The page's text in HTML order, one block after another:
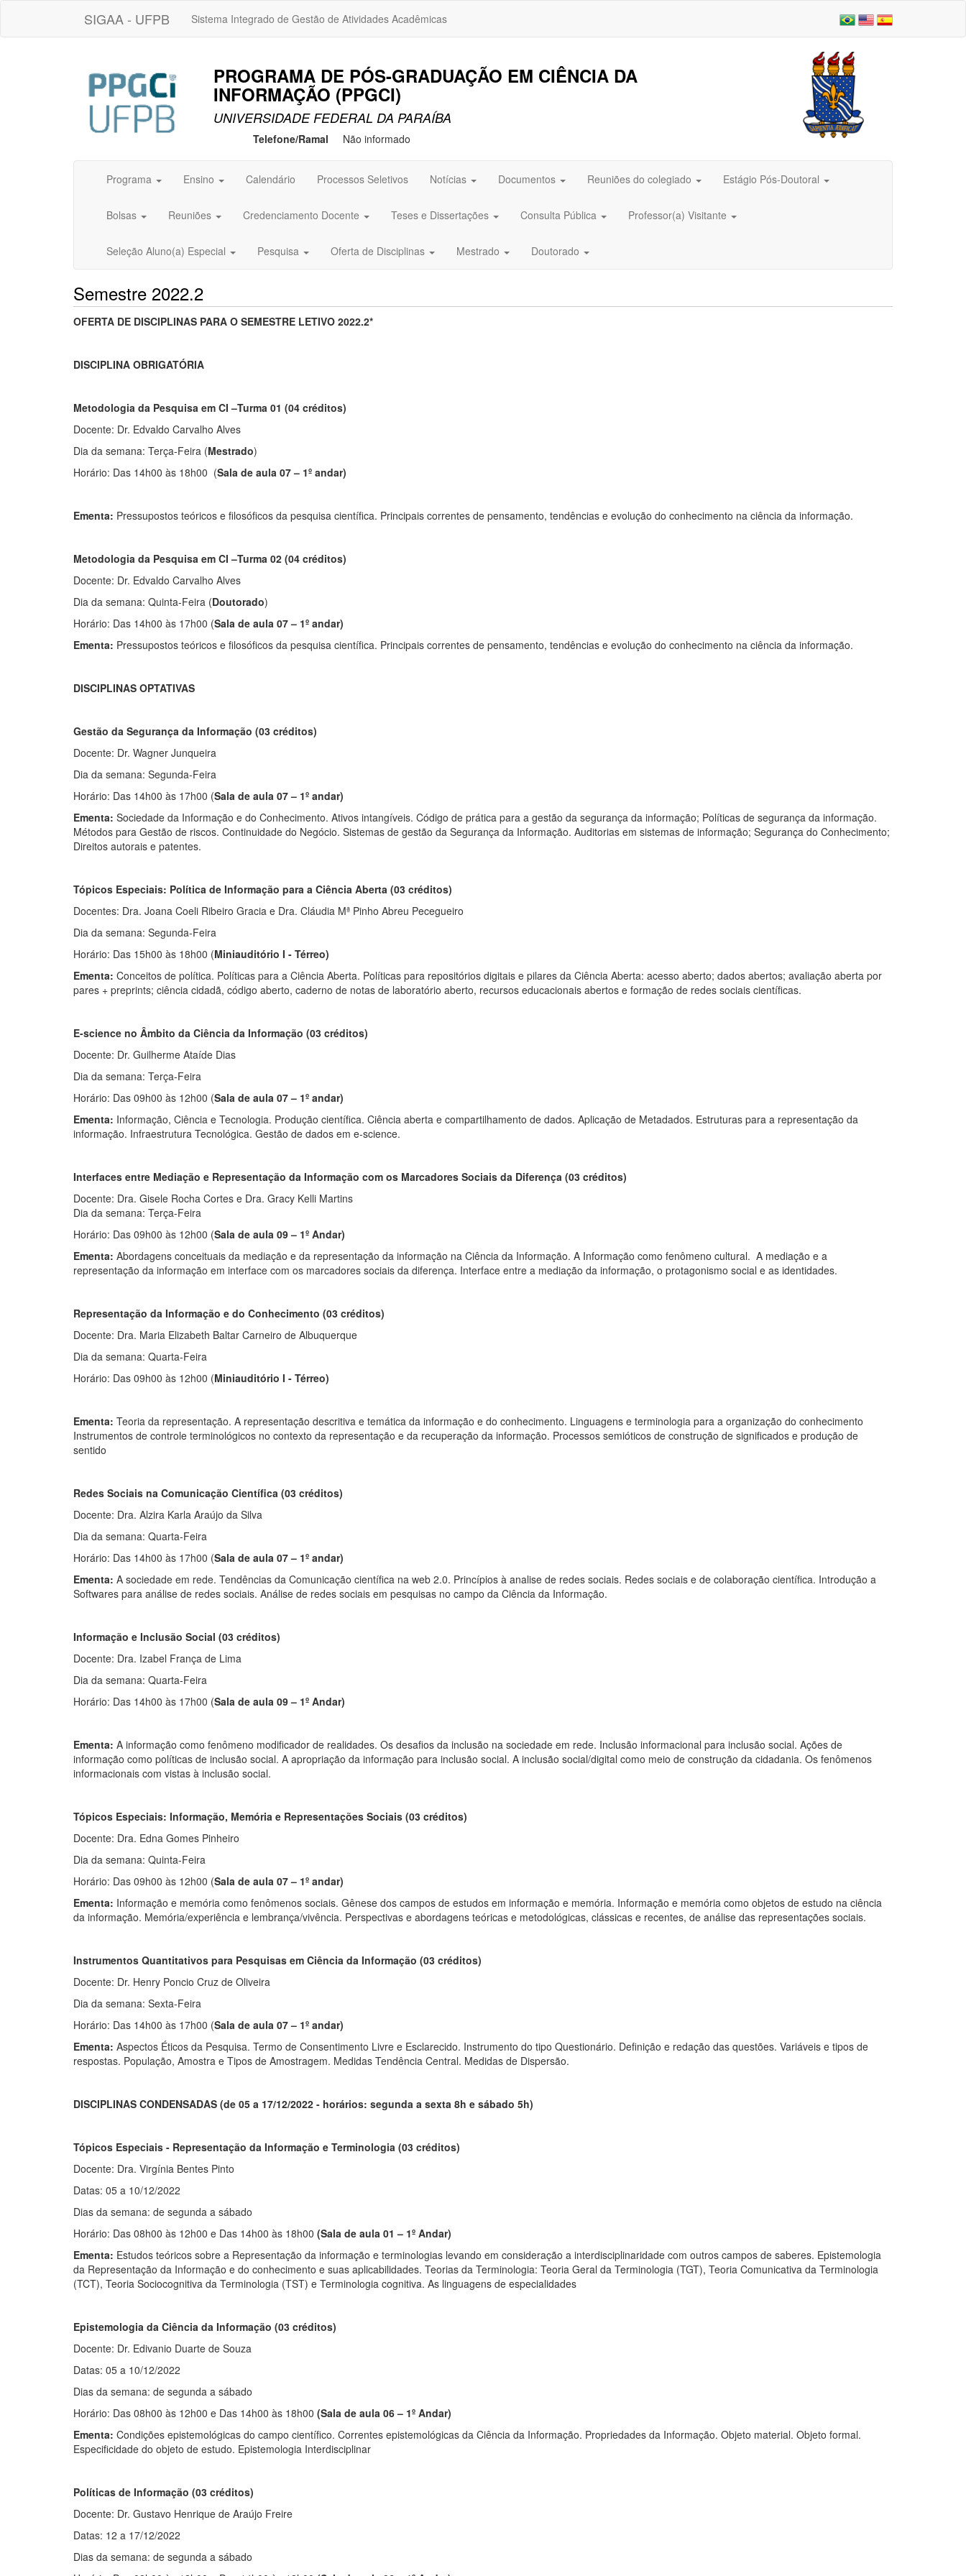
SIGAA - UFPB Sistema Integrado de Gestão de Atividades Acadêmicas
PROGRAMA DE PÓS-GRADUAÇÃO EM CIÊNCIA DA
INFORMAÇÃO (PPGCI)
UNIVERSIDADE FEDERAL DA PARAÍBA
Telefone/Ramal Não informado
Programa Ensino Calendário Processos Seletivos Notícias Documentos Reuniões do colegiado Estágio Pós-Doutoral
Bolsas Reuniões Credenciamento Docente Teses e Dissertações Consulta Pública Professor(a) Visitante
Seleção Aluno(a) Especial Pesquisa Oferta de Disciplinas Mestrado Doutorado
Semestre 2022.2
OFERTA DE DISCIPLINAS PARA O SEMESTRE LETIVO 2022.2*
DISCIPLINA OBRIGATÓRIA
Metodologia da Pesquisa em CI –Turma 01 (04 créditos)
Docente: Dr. Edvaldo Carvalho Alves
Dia da semana: Terça-Feira (Mestrado)
Horário: Das 14h00 às 18h00 (Sala de aula 07 – 1º andar)
Ementa: Pressupostos teóricos e filosóficos da pesquisa científica. Principais correntes de pensamento, tendências e evolução do conhecimento na ciência da informação.
Metodologia da Pesquisa em CI –Turma 02 (04 créditos)
Docente: Dr. Edvaldo Carvalho Alves
Dia da semana: Quinta-Feira (Doutorado)
Horário: Das 14h00 às 17h00 (Sala de aula 07 – 1º andar)
Ementa: Pressupostos teóricos e filosóficos da pesquisa científica. Principais correntes de pensamento, tendências e evolução do conhecimento na ciência da informação.
DISCIPLINAS OPTATIVAS
Gestão da Segurança da Informação (03 créditos)
Docente: Dr. Wagner Junqueira
Dia da semana: Segunda-Feira
Horário: Das 14h00 às 17h00 (Sala de aula 07 – 1º andar)
Ementa: Sociedade da Informação e do Conhecimento. Ativos intangíveis. Código de prática para a gestão da segurança da informação; Políticas de segurança da informação.
Métodos para Gestão de riscos. Continuidade do Negócio. Sistemas de gestão da Segurança da Informação. Auditorias em sistemas de informação; Segurança do Conhecimento;
Direitos autorais e patentes.
Tópicos Especiais: Política de Informação para a Ciência Aberta (03 créditos)
Docentes: Dra. Joana Coeli Ribeiro Gracia e Dra. Cláudia Mª Pinho Abreu Pecegueiro
Dia da semana: Segunda-Feira
Horário: Das 15h00 às 18h00 (Miniauditório I - Térreo)
Ementa: Conceitos de política. Políticas para a Ciência Aberta. Políticas para repositórios digitais e pilares da Ciência Aberta: acesso aberto; dados abertos; avaliação aberta por
pares + preprints; ciência cidadã, código aberto, caderno de notas de laboratório aberto, recursos educacionais abertos e formação de redes sociais científicas.
E-science no Âmbito da Ciência da Informação (03 créditos)
Docente: Dr. Guilherme Ataíde Dias
Dia da semana: Terça-Feira
Horário: Das 09h00 às 12h00 (Sala de aula 07 – 1º andar)
Ementa: Informação, Ciência e Tecnologia. Produção científica. Ciência aberta e compartilhamento de dados. Aplicação de Metadados. Estruturas para a representação da
informação. Infraestrutura Tecnológica. Gestão de dados em e-science.
Interfaces entre Mediação e Representação da Informação com os Marcadores Sociais da Diferença (03 créditos)
Docente: Dra. Gisele Rocha Cortes e Dra. Gracy Kelli Martins
Dia da semana: Terça-Feira
Horário: Das 09h00 às 12h00 (Sala de aula 09 – 1º Andar)
Ementa: Abordagens conceituais da mediação e da representação da informação na Ciência da Informação. A Informação como fenômeno cultural. A mediação e a
representação da informação em interface com os marcadores sociais da diferença. Interface entre a mediação da informação, o protagonismo social e as identidades.
Representação da Informação e do Conhecimento (03 créditos)
Docente: Dra. Maria Elizabeth Baltar Carneiro de Albuquerque
Dia da semana: Quarta-Feira
Horário: Das 09h00 às 12h00 (Miniauditório I - Térreo)
Ementa: Teoria da representação. A representação descritiva e temática da informação e do conhecimento. Linguagens e terminologia para a organização do conhecimento
Instrumentos de controle terminológicos no contexto da representação e da recuperação da informação. Processos semióticos de construção de significados e produção de
sentido
Redes Sociais na Comunicação Científica (03 créditos)
Docente: Dra. Alzira Karla Araújo da Silva
Dia da semana: Quarta-Feira
Horário: Das 14h00 às 17h00 (Sala de aula 07 – 1º andar)
Ementa: A sociedade em rede. Tendências da Comunicação científica na web 2.0. Princípios à analise de redes sociais. Redes sociais e de colaboração científica. Introdução a
Softwares para análise de redes sociais. Análise de redes sociais em pesquisas no campo da Ciência da Informação.
Informação e Inclusão Social (03 créditos)
Docente: Dra. Izabel França de Lima
Dia da semana: Quarta-Feira
Horário: Das 14h00 às 17h00 (Sala de aula 09 – 1º Andar)
Ementa: A informação como fenômeno modificador de realidades. Os desafios da inclusão na sociedade em rede. Inclusão informacional para inclusão social. Ações de
informação como políticas de inclusão social. A apropriação da informação para inclusão social. A inclusão social/digital como meio de construção da cidadania. Os fenômenos
informacionais com vistas à inclusão social.
Tópicos Especiais: Informação, Memória e Representações Sociais (03 créditos)
Docente: Dra. Edna Gomes Pinheiro
Dia da semana: Quinta-Feira
Horário: Das 09h00 às 12h00 (Sala de aula 07 – 1º andar)
Ementa: Informação e memória como fenômenos sociais. Gênese dos campos de estudos em informação e memória. Informação e memória como objetos de estudo na ciência
da informação. Memória/experiência e lembrança/vivência. Perspectivas e abordagens teóricas e metodológicas, clássicas e recentes, de análise das representações sociais.
Instrumentos Quantitativos para Pesquisas em Ciência da Informação (03 créditos)
Docente: Dr. Henry Poncio Cruz de Oliveira
Dia da semana: Sexta-Feira
Horário: Das 14h00 às 17h00 (Sala de aula 07 – 1º andar)
Ementa: Aspectos Éticos da Pesquisa. Termo de Consentimento Livre e Esclarecido. Instrumento do tipo Questionário. Definição e redação das questões. Variáveis e tipos de
respostas. População, Amostra e Tipos de Amostragem. Medidas Tendência Central. Medidas de Dispersão.
DISCIPLINAS CONDENSADAS (de 05 a 17/12/2022 - horários: segunda a sexta 8h e sábado 5h)
Tópicos Especiais - Representação da Informação e Terminologia (03 créditos)
Docente: Dra. Virgínia Bentes Pinto
Datas: 05 a 10/12/2022
Dias da semana: de segunda a sábado
Horário: Das 08h00 às 12h00 e Das 14h00 às 18h00 (Sala de aula 01 – 1º Andar)
Ementa: Estudos teóricos sobre a Representação da informação e terminologias levando em consideração a interdisciplinaridade com outros campos de saberes. Epistemologia
da Representação da Informação e do conhecimento e suas aplicabilidades. Teorias da Terminologia: Teoria Geral da Terminologia (TGT), Teoria Comunicativa da Terminologia
(TCT), Teoria Sociocognitiva da Terminologia (TST) e Terminologia cognitiva. As linguagens de especialidades
Epistemologia da Ciência da Informação (03 créditos)
Docente: Dr. Edivanio Duarte de Souza
Datas: 05 a 10/12/2022
Dias da semana: de segunda a sábado
Horário: Das 08h00 às 12h00 e Das 14h00 às 18h00 (Sala de aula 06 – 1º Andar)
Ementa: Condições epistemológicas do campo científico. Correntes epistemológicas da Ciência da Informação. Propriedades da Informação. Objeto material. Objeto formal.
Especificidade do objeto de estudo. Epistemologia Interdisciplinar
Políticas de Informação (03 créditos)
Docente: Dr. Gustavo Henrique de Araújo Freire
Datas: 12 a 17/12/2022
Dias da semana: de segunda a sábado